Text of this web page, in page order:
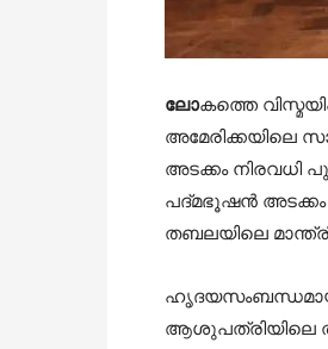
ലോകത്തെ
അമേരിക്കയിലെ
അടക്കം നിരവധി
പദ്മഭൂഷൻ അടക്കം
തബലയിലെ
ആശുപത്രിയിലെ